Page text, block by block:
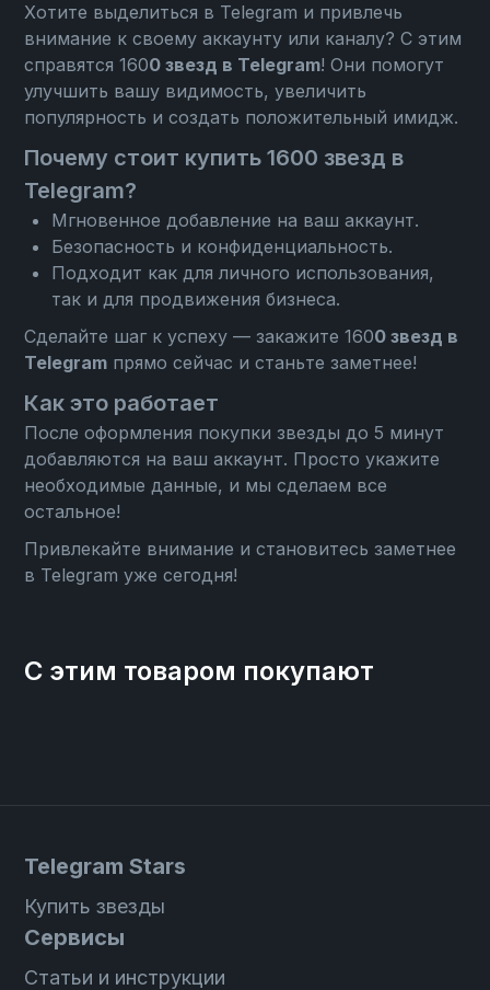
Хотите выделиться в Telegram и привлечь
внимание к своему аккаунту или каналу? С этим
справятся 1600 звезд в Telegram! Они помогут
улучшить вашу видимость, увеличить
популярность и создать положительный имидж.
Почему стоит купить 1600 звезд в
Telegram?
Мгновенное добавление на ваш аккаунт.
Безопасность и конфиденциальность.
Подходит как для личного использования,
так и для продвижения бизнеса.
Сделайте шаг к успеху — закажите 1600 звезд в
Telegram прямо сейчас и станьте заметнее!
Как это работает
После оформления покупки звезды до 5 минут
добавляются на ваш аккаунт. Просто укажите
необходимые данные, и мы сделаем все
остальное!
Привлекайте внимание и становитесь заметнее
в Telegram уже сегодня!
С этим товаром покупают
Telegram Stars
Купить звезды
Сервисы
Статьи и инструкции